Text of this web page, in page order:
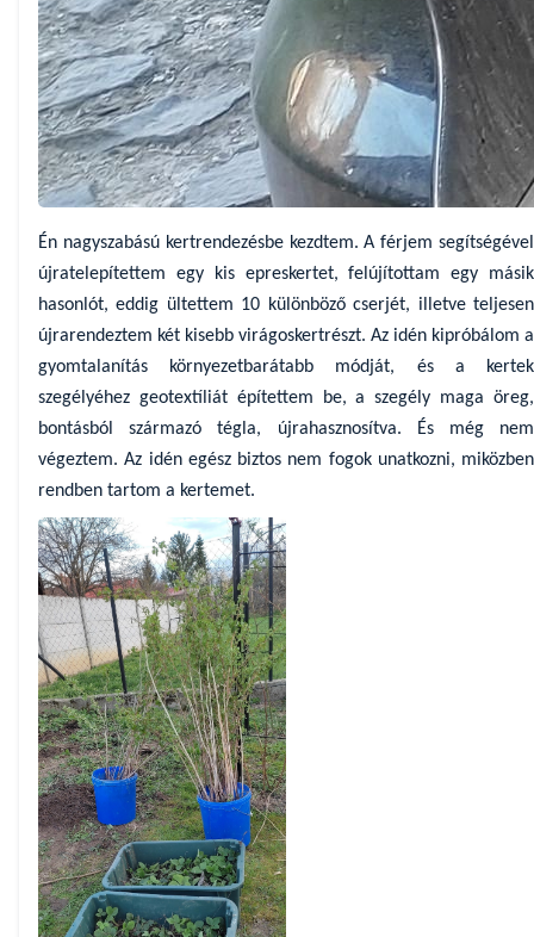
Én nagyszabású kertrendezésbe kezdtem. A férjem segítségével
újratelepítettem egy kis epreskertet, felújítottam egy másik
hasonlót, eddig ültettem 10 különböző cserjét, illetve teljesen
újrarendeztem két kisebb virágoskertrészt. Az idén kipróbálom a
gyomtalanítás környezetbarátabb módját, és a kertek
szegélyéhez geotextíliát építettem be, a szegély maga öreg,
bontásból származó tégla, újrahasznosítva. És még nem
végeztem. Az idén egész biztos nem fogok unatkozni, miközben
rendben tartom a kertemet.